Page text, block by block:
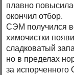
плавно
окончил отбор.
СЭМ получился
химочистки
сладковатый
но в пределах
за